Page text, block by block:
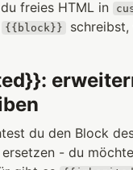
freies HTML in
{{block}}
du den Block
- du